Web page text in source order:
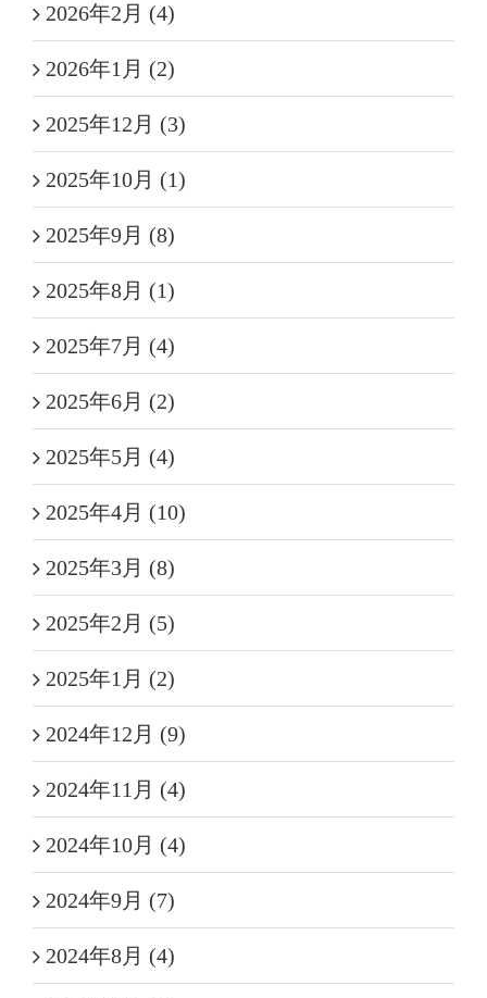
2026年2月 (4)
2026年1月 (2)
2025年12月 (3)
2025年10月 (1)
2025年9月 (8)
2025年8月 (1)
2025年7月 (4)
2025年6月 (2)
2025年5月 (4)
2025年4月 (10)
2025年3月 (8)
2025年2月 (5)
2025年1月 (2)
2024年12月 (9)
2024年11月 (4)
2024年10月 (4)
2024年9月 (7)
2024年8月 (4)